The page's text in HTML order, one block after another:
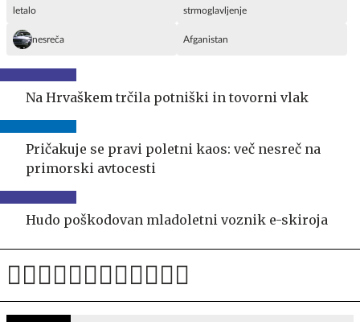
letalo strmoglavljenje
nesreča Afganistan
Na Hrvaškem trčila potniški in tovorni vlak
Pričakuje se pravi poletni kaos: več nesreč na
primorski avtocesti
Hudo poškodovan mladoletni voznik e-skiroja